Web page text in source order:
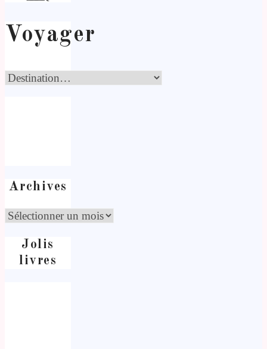
Voyager
Archives
Jolis
livres